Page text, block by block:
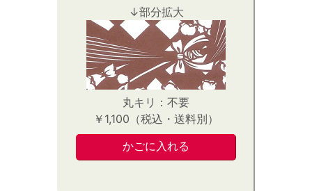
↓部分拡大
丸キリ：不要
￥1,100（税込・送料別）